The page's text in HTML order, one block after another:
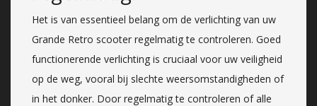
Het is van essentieel belang om de verlichting van uw
Grande Retro scooter regelmatig te controleren. Goed
functionerende verlichting is cruciaal voor uw veiligheid
op de weg, vooral bij slechte weersomstandigheden of
in het donker. Door regelmatig te controleren of alle